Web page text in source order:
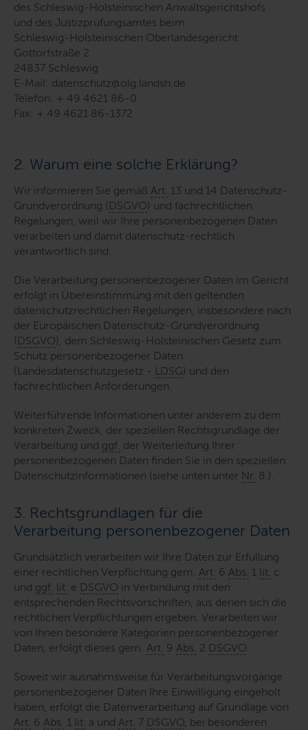
des Schleswig-Holsteinischen Anwaltsgerichtshofs
und des Justizprüfungsamtes beim
Schleswig-Holsteinischen Oberlandesgericht
Gottorfstraße 2
24837 Schleswig
E-Mail: datenschutz@olg.landsh.de
Telefon: + 49 4621 86-0
Fax: + 49 4621 86-1372
2. Warum eine solche Erklärung?
Wir informieren Sie gemäß Art. 13 und 14 Datenschutz-
Grundverordnung (DSGVO) und fachrechtlichen
Regelungen, weil wir Ihre personenbezogenen Daten
verarbeiten und damit datenschutz-rechtlich
verantwortlich sind.
Die Verarbeitung personenbezogener Daten im Gericht
erfolgt in Übereinstimmung mit den geltenden
datenschutzrechtlichen Regelungen, insbesondere nach
der Europäischen Datenschutz-Grundverordnung
(DSGVO), dem Schleswig-Holsteinischen Gesetz zum
Schutz personenbezogener Daten
(Landesdatenschutzgesetz - LDSG) und den
fachrechtlichen Anforderungen.
Weiterführende Informationen unter anderem zu dem
konkreten Zweck, der speziellen Rechtsgrundlage der
Verarbeitung und ggf. der Weiterleitung Ihrer
personenbezogenen Daten finden Sie in den speziellen
Datenschutzinformationen (siehe unten unter Nr. 8.).
3. Rechtsgrundlagen für die
Verarbeitung personenbezogener Daten
Grundsätzlich verarbeiten wir Ihre Daten zur Erfüllung
einer rechtlichen Verpflichtung gem. Art. 6 Abs. 1 lit. c
und ggf. lit. e DSGVO in Verbindung mit den
entsprechenden Rechtsvorschriften, aus denen sich die
rechtlichen Verpflichtungen ergeben. Verarbeiten wir
von Ihnen besondere Kategorien personenbezogener
Daten, erfolgt dieses gem. Art. 9 Abs. 2 DSGVO
Soweit wir ausnahmsweise für Verarbeitungsvorgänge
personenbezogener Daten Ihre Einwilligung eingeholt
haben, erfolgt die Datenverarbeitung auf Grundlage von
Art. 6 Abs. 1 lit. a und Art. 7 DSGVO, bei besonderen